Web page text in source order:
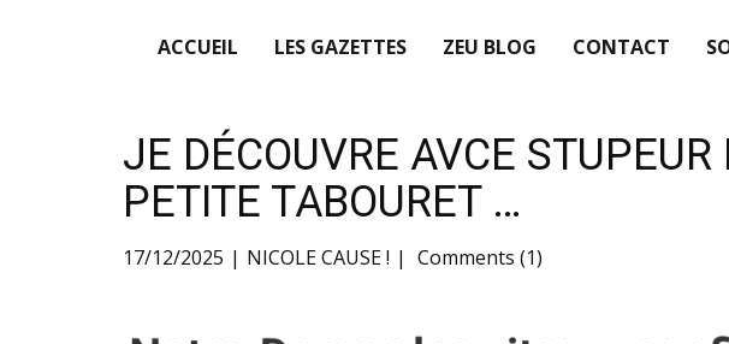
ACCUEIL LES GAZETTES ZEU BLOG CONTACT
JE DÉCOUVRE AVCE
PETITE TABOURET …
17/12/2025 NICOLE CAUSE ! Comments (1)